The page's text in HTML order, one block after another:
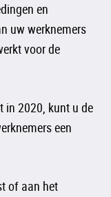
en
uw werknemers
voor de
in 2020, kunt u de
een
of aan het